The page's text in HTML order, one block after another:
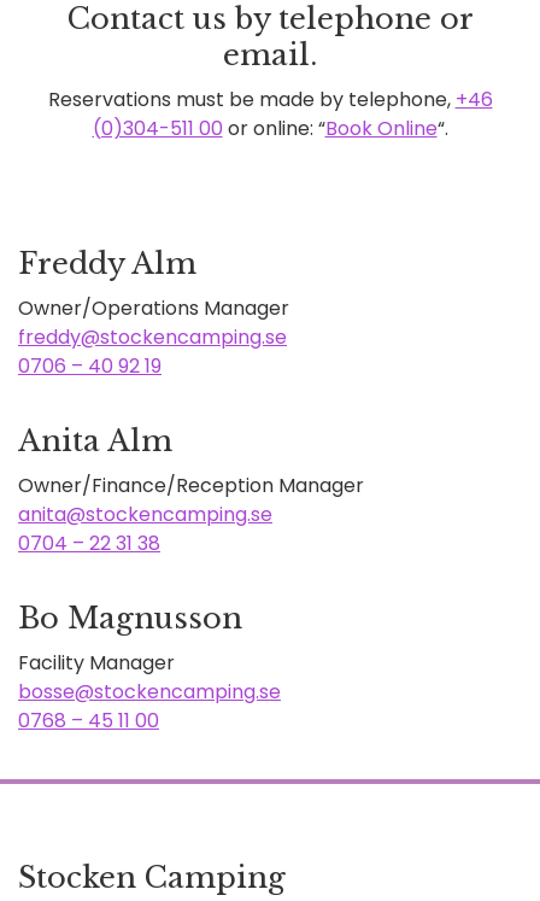
Contact us by telephone or
email.
Reservations must be made by telephone, +46
(0)304-511 00 or online: “Book Online“.
Freddy Alm
Owner/Operations Manager
freddy@stockencamping.se
0706 – 40 92 19
Anita Alm
Owner/Finance/Reception Manager
anita@stockencamping.se
0704 – 22 31 38
Bo Magnusson
Facility Manager
bosse@stockencamping.se
0768 – 45 11 00
Stocken Camping